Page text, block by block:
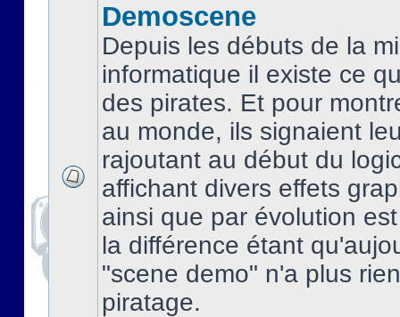
Demoscene
Depuis les débuts de la
informatique il existe ce
des pirates. Et pour
au monde, ils signaient
rajoutant au début du
affichant divers effets
ainsi que par évolution
la différence étant
"scene demo" n'a plus
piratage.